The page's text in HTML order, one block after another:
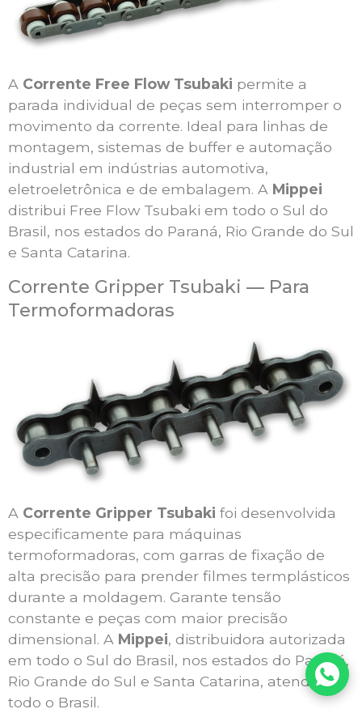
A Corrente Free Flow Tsubaki permite a
parada individual de peças sem interromper o
movimento da corrente. Ideal para linhas de
montagem, sistemas de buffer e automação
industrial em indústrias automotiva,
eletroeletrônica e de embalagem. A Mippei
distribui Free Flow Tsubaki em todo o Sul do
Brasil, nos estados do Paraná, Rio Grande do Sul
e Santa Catarina.
Corrente Gripper Tsubaki — Para
Termoformadoras
A Corrente Gripper Tsubaki foi desenvolvida
especificamente para máquinas
termoformadoras, com garras de fixação de
alta precisão para prender filmes termplásticos
durante a moldagem. Garante tensão
constante e peças com maior precisão
dimensional. A Mippei, distribuidora autorizada
em todo o Sul do Brasil, nos estados do Paraná,
Rio Grande do Sul e Santa Catarina, atende
todo o Brasil.